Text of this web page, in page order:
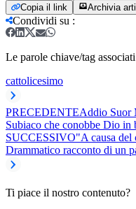
Copia il link Archivia
Condividi su :
Le parole chiave/tag
cattolicesimo
PRECEDENTEAddio Suor
Subiaco che conobbe Dio in
SUCCESSIVO"A causa del
Drammatico racconto di un
Ti piace il nostro contenuto?